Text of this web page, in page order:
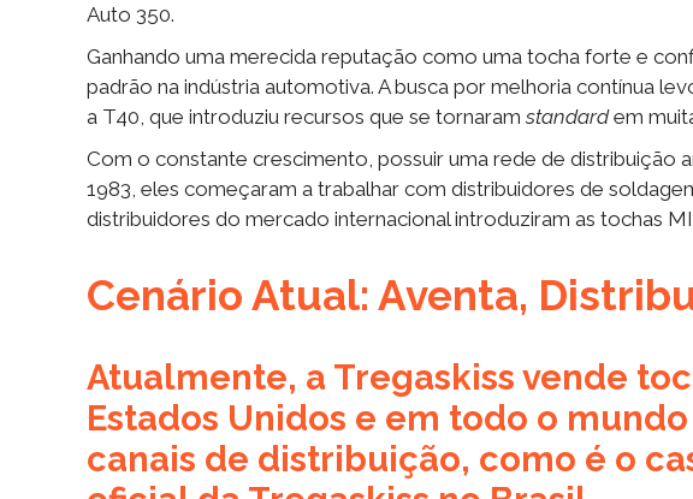
Auto 350.
Ganhando uma merecida reputação como uma tocha forte e
padrão na indústria automotiva. A busca por melhoria contínua
a T40, que introduziu recursos que se tornaramstandardem
Com o constante crescimento, possuir uma rede de distribuição
1983, eles começaram a trabalhar com distribuidores de
distribuidores do mercado internacional introduziram as tochas
Cenário Atual: Aventa,
Atualmente, a Tregaskiss vende
Estados Unidos e em todo o
canais de distribuição, como é o